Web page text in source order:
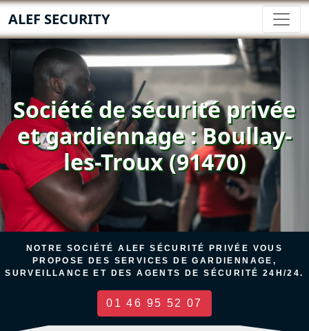
ALEF SECURITY
Société de sécurité privée
et gardiennage : Boullay-
les-Troux (91470)
NOTRE SOCIÉTÉ ALEF SÉCURITÉ PRIVÉE VOUS
PROPOSE DES SERVICES DE GARDIENNAGE,
SURVEILLANCE ET DES AGENTS DE SÉCURITÉ 24H/24.
01 46 95 52 07